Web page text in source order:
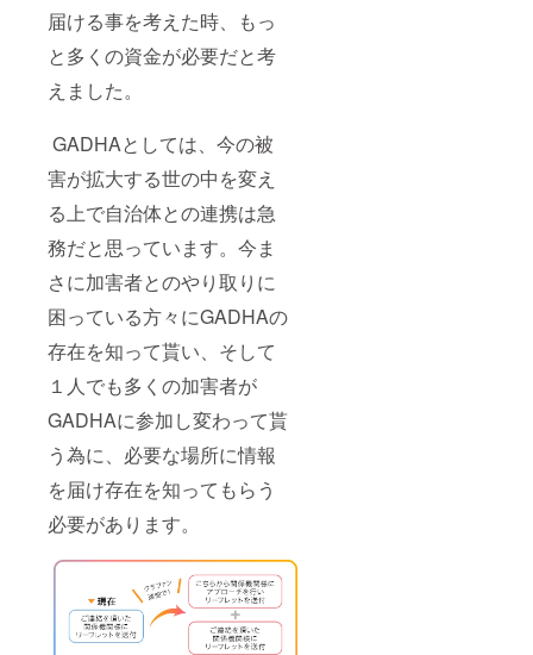
届ける事を考えた時、もっ
と多くの資金が必要だと考
えました。
GADHAとしては、今の被
害が拡大する世の中を変え
る上で自治体との連携は急
務だと思っています。今ま
さに加害者とのやり取りに
困っている方々にGADHAの
存在を知って貰い、そして
１人でも多くの加害者が
GADHAに参加し変わって貰
う為に、必要な場所に情報
を届け存在を知ってもらう
必要があります。